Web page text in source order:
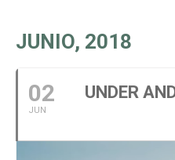
JUNIO, 2018
02
JUN
UNDER